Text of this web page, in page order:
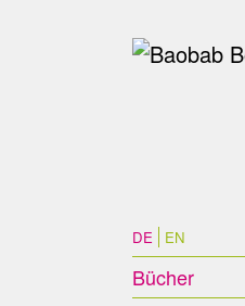
DE EN
Bücher